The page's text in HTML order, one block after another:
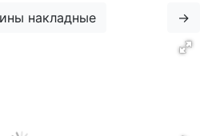
накладные →